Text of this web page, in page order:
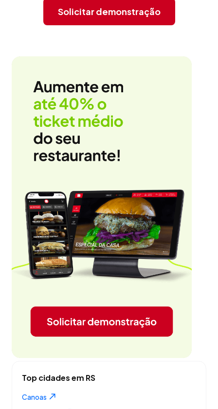
Solicitar demonstração
Top cidades em RS
Canoas